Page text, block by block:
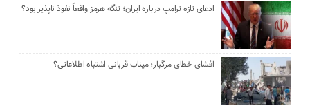
ادعای تازه ترامپ درباره ایران؛ تنگه هرمز واقعاً نفوذ ناپذیر بود؟
افشای خطای مرگبار؛ میناب قربانی اشتباه اطلاعاتی؟